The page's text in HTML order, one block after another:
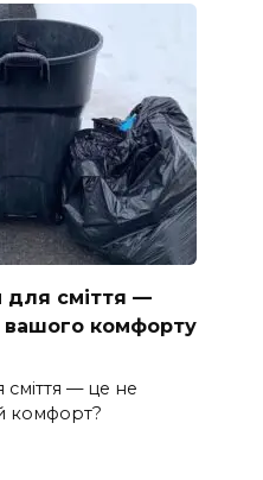
для сміття —
вашого комфорту
сміття — це не
комфорт?